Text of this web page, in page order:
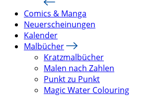
Comics & Manga
Neuerscheinungen
Kalender
Malbücher
Kratzmalbücher
Malen nach Zahlen
Punkt zu Punkt
Magic Water Colouring